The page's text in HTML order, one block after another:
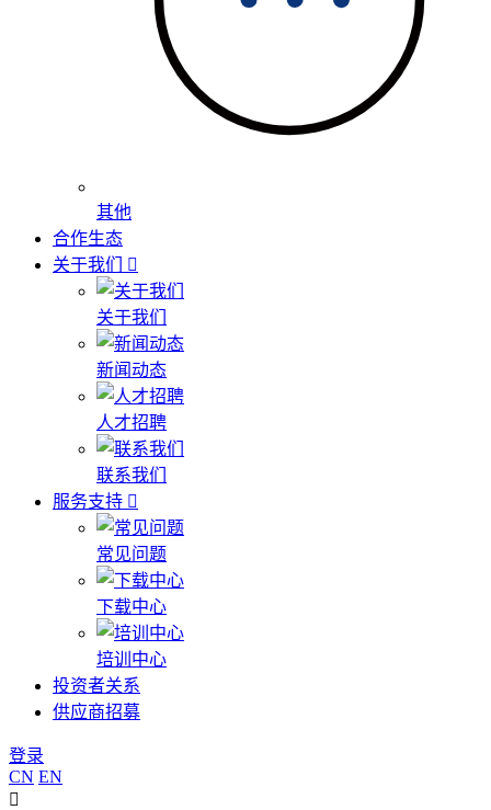
其他
合作生态
关于我们
关于我们
新闻动态
人才招聘
联系我们
服务支持
常见问题
下载中心
培训中心
投资者关系
供应商招募
登录
CN EN